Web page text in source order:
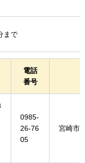
まで
電話
番号
0985-
26-76
05
宮崎市